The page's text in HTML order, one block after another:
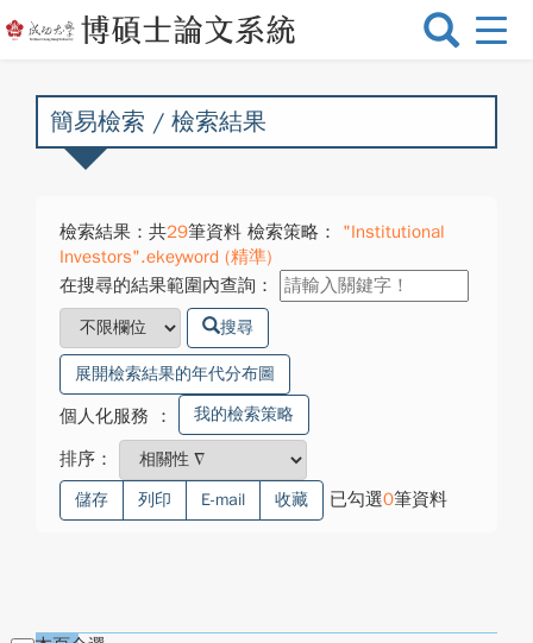
選
換
簡易檢索 / 檢索結果
檢索結果：共29筆資料 檢索策略：
"Institutional
Investors".ekeyword (精準)
在搜尋的結果範圍內查詢：
搜尋
展開檢索結果的年代分布圖
個人化服務 ： 我的檢索策略
排序：
儲存 列印 E-mail 收藏 已勾選0筆資料